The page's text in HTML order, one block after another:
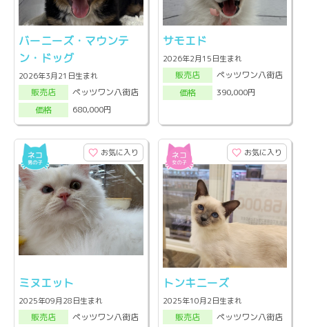
バーニーズ・マウンテ
ン・ドッグ
2026年3月21日生まれ
販売店
ペッツワン八街店
価格
680,000円
サモエド
2026年2月15日生まれ
販売店
ペッツワン八街店
価格
390,000円
お気に入り
ミヌエット
2025年09月28日生まれ
販売店
ペッツワン八街店
お気に入り
トンキニーズ
2025年10月2日生まれ
販売店
ペッツワン八街店